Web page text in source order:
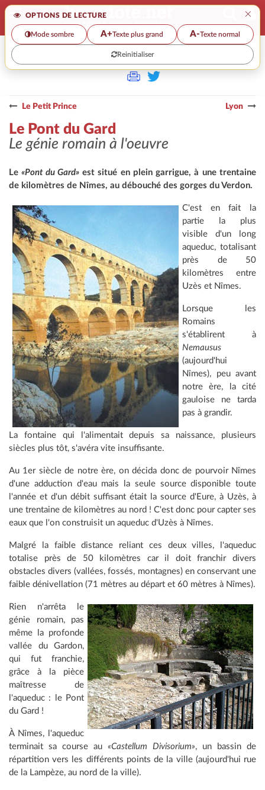
OPTIONS DE LECTURE ×
Mode sombre A+Texte plus grand A-Texte normal
Reinitialiser
>
Le Petit Prince Lyon
Le Pont du Gard
Le génie romain à l'oeuvre
Le«Pont du Gard»est situé en plein garrigue, à une trentaine
de kilomètres de Nîmes, au débouché des gorges du Verdon.
C'est en fait la
partie la plus
visible d'un long
aqueduc, totalisant
près de 50
kilomètres entre
Uzès et Nîmes.
Lorsque les
Romains
s'établirent à
Nemausus
(aujourd'hui
Nîmes), peu avant
notre ère, la cité
gauloise ne tarda
pas à grandir.
La fontaine qui l'alimentait depuis sa naissance, plusieurs
siècles plus tôt, s'avéra vite insuffisante.
Au 1er siècle de notre ère, on décida donc de pourvoir Nîmes
d'une adduction d'eau mais la seule source disponible toute
l'année et d'un débit suffisant était la source d'Eure, à Uzès, à
une trentaine de kilomètres au nord ! C'est donc pour capter ses
eaux que l'on construisit un aqueduc d'Uzès à Nîmes.
Malgré la faible distance reliant ces deux villes, l'aqueduc
totalise près de 50 kilomètres car il doit franchir divers
obstacles divers (vallées, fossés, montagnes) en conservant une
faible dénivellation (71 mètres au départ et 60 mètres à Nîmes).
Rien n'arrêta le
génie romain, pas
même la profonde
vallée du Gardon,
qui fut franchie,
grâce à la pièce
maîtresse de
l'aqueduc : le Pont
du Gard !
À Nîmes, l'aqueduc
terminait sa course au «Castellum Divisorium», un bassin de
répartition vers les différents points de la ville (aujourd'hui rue
de la Lampèze, au nord de la ville).